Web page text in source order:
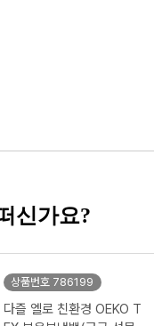
신가요?
상품번호 786199
다즐 엘로 친환경 OEKO T